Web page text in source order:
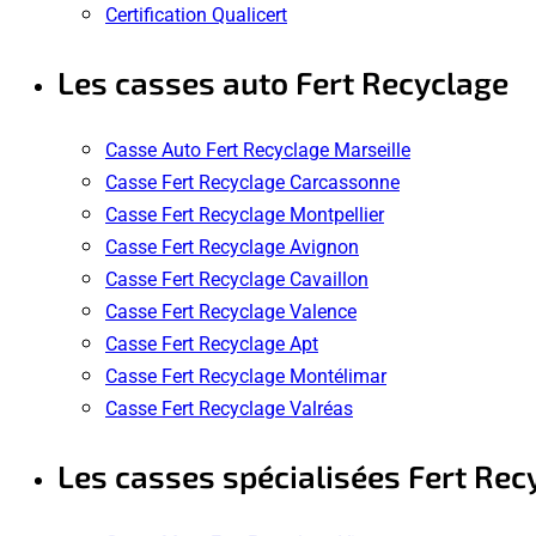
Certification Qualicert
Les casses auto Fert Recyclage
Casse Auto Fert Recyclage Marseille
Casse Fert Recyclage Carcassonne
Casse Fert Recyclage Montpellier
Casse Fert Recyclage Avignon
Casse Fert Recyclage Cavaillon
Casse Fert Recyclage Valence
Casse Fert Recyclage Apt
Casse Fert Recyclage Montélimar
Casse Fert Recyclage Valréas
Les casses spécialisées Fert